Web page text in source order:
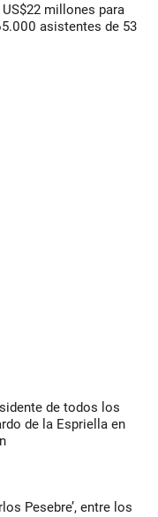
millones para
asistentes de 53
de todos los
de la Espriella en
Pesebre’, entre los